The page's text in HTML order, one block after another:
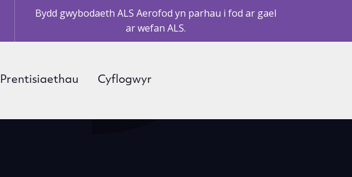
Bydd gwybodaeth ALS Aerofod yn parhau i fod ar gael
ar wefan ALS.
Prentisiaethau Cyflogwyr